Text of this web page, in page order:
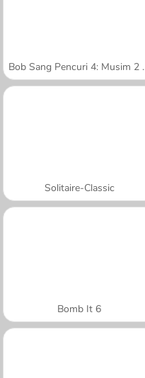
Bob
Solitaire-Classic
Bomb It 6